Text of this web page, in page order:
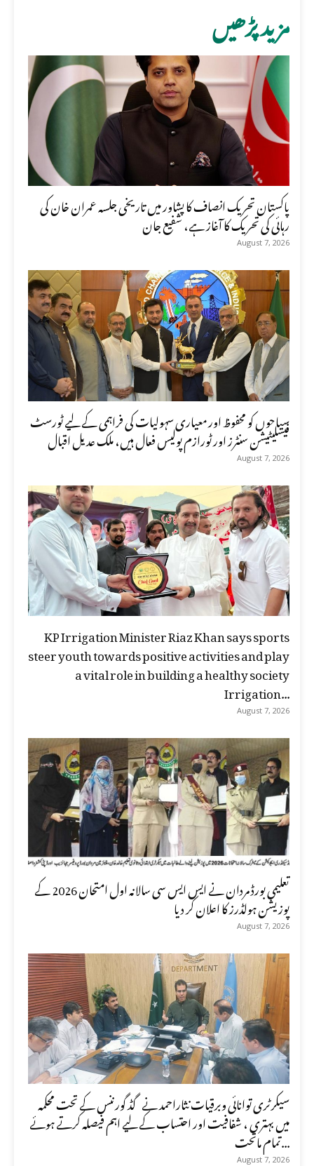
مزید پڑھیں
پاکستان تحریک انصاف کا پشاور میں تاریخی جلسہ عمران خان کی
رہائی کی تحریک کا آغاز ہے، شفیع جان
August 7, 2026
سیاحوں کو محفوظ اور معیاری سہولیات کی فراہمی کے لیے ٹورسٹ
فیسلیٹیشن سنٹرز اور ٹورازم پولیس فعال ہیں، ملک عدیل اقبال
August 7, 2026
KP Irrigation Minister Riaz Khan says sports
steer youth towards positive activities and play
a vital role in building a healthy society
Irrigation...
August 7, 2026
تعلیمی بورڈ مردان نے ایس ایس سی سالانہ اول امتحان 2026 کے
پوزیشن ہولڈرز کا اعلان کر دیا
August 7, 2026
سیکرٹری توانائی وبرقیات نثاراحمد نے گڈ گورننس کے تحت محکمہ
میں بہتری ، شفافیت اور احتساب کے لیے اہم فیصلہ کرتے ہوئے
تمام ماتحت...
August 7, 2026